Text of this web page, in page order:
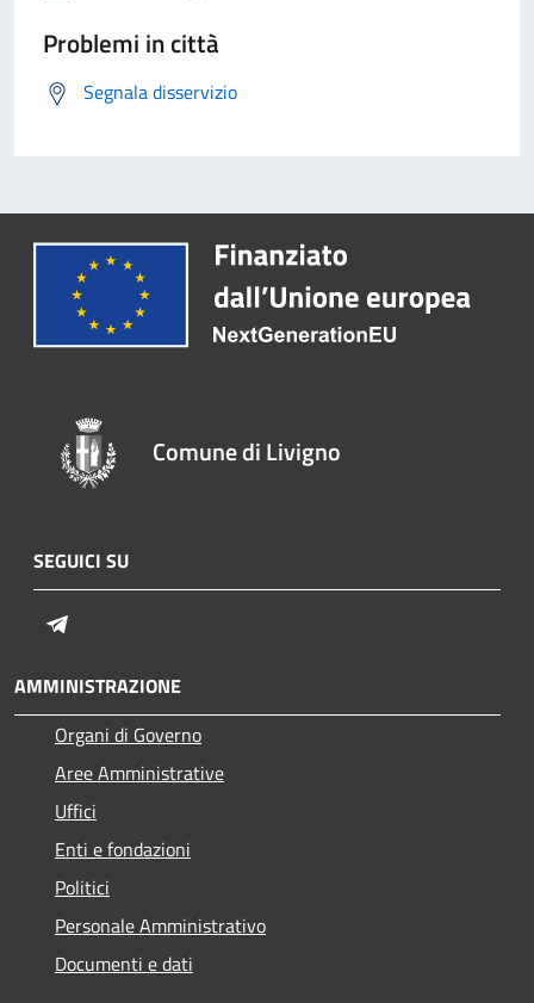
Problemi in città
Segnala disservizio
Comune di Livigno
SEGUICI SU
AMMINISTRAZIONE
Organi di Governo
Aree Amministrative
Uffici
Enti e fondazioni
Politici
Personale Amministrativo
Documenti e dati